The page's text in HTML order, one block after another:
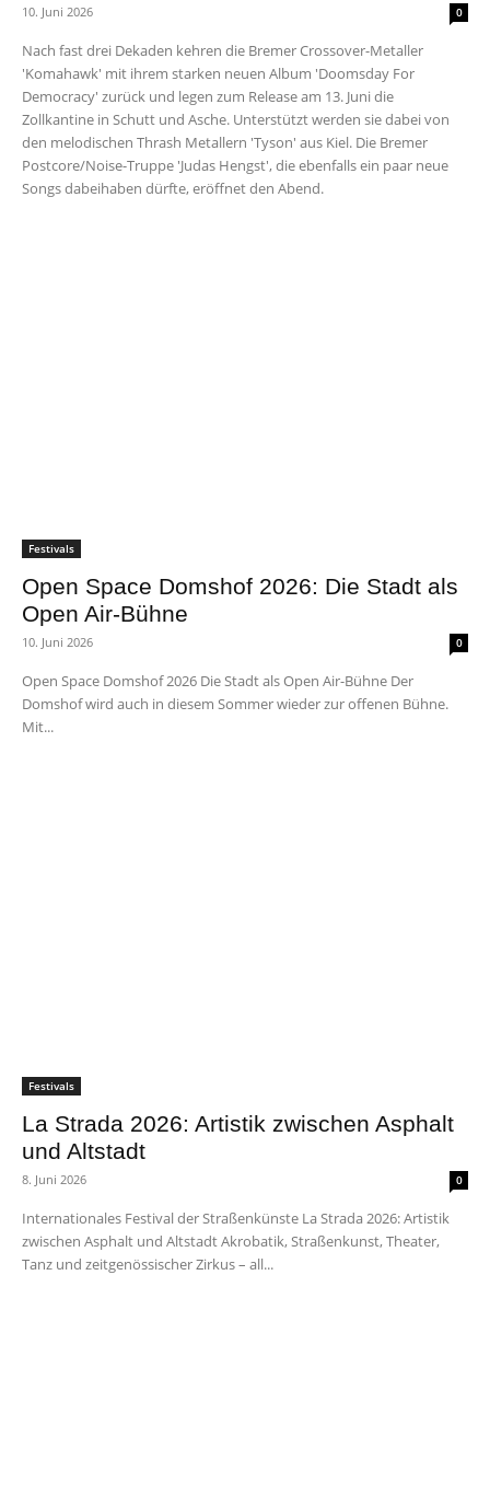
10. Juni 2026 0
Nach fast drei Dekaden kehren die Bremer Crossover-Metaller
'Komahawk' mit ihrem starken neuen Album 'Doomsday For
Democracy' zurück und legen zum Release am 13. Juni die
Zollkantine in Schutt und Asche. Unterstützt werden sie dabei von
den melodischen Thrash Metallern 'Tyson' aus Kiel. Die Bremer
Postcore/Noise-Truppe 'Judas Hengst', die ebenfalls ein paar neue
Songs dabeihaben dürfte, eröffnet den Abend.
Festivals
Open Space Domshof 2026: Die Stadt als
Open Air-Bühne
10. Juni 2026 0
Open Space Domshof 2026 Die Stadt als Open Air-Bühne Der
Domshof wird auch in diesem Sommer wieder zur offenen Bühne.
Mit...
Festivals
La Strada 2026: Artistik zwischen Asphalt
und Altstadt
8. Juni 2026 0
Internationales Festival der Straßenkünste La Strada 2026: Artistik
zwischen Asphalt und Altstadt Akrobatik, Straßenkunst, Theater,
Tanz und zeitgenössischer Zirkus – all...